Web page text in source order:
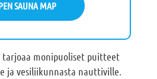
SAUNA MAP
tarjoaa monipuoliset puitteet
ja vesiliikunnasta nauttiville.